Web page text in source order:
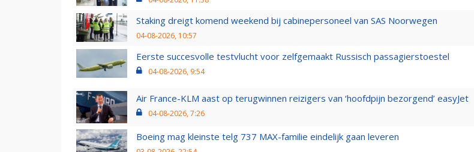
Staking dreigt komend weekend bij cabinepersoneel van SAS Noorwegen
04-08-2026, 10:57
Eerste succesvolle testvlucht voor zelfgemaakt Russisch passagierstoestel
04-08-2026, 9:54
Air France-KLM aast op terugwinnen reizigers van ‘hoofdpijn bezorgend’ easyJet
04-08-2026, 7:26
Boeing mag kleinste telg 737 MAX-familie eindelijk gaan leveren